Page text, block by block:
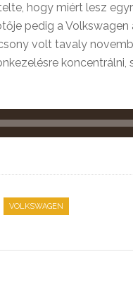
hogy miért lesz
pedig a
volt tavaly
koncentrálni,
VOLKSWAGEN